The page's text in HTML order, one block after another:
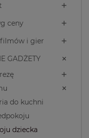
ceny
filmów i gier
GADŻETY
do kuchni
dziecka